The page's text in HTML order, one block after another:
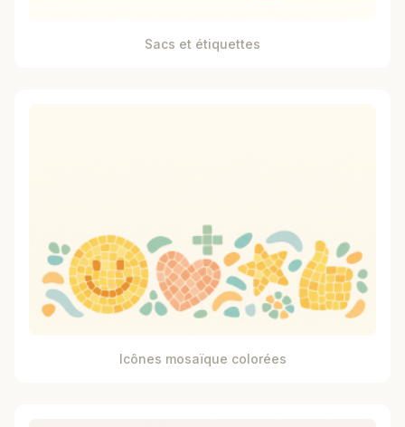
Sacs et étiquettes
Icônes mosaïque colorées